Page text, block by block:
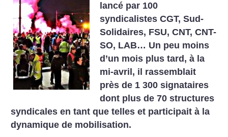
lancé par 100
syndicalistes CGT, Sud-
Solidaires, FSU, CNT, CNT-
SO, LAB… Un peu moins
d’un mois plus tard, à la
mi-avril, il rassemblait
près de 1 300 signataires
dont plus de 70 structures
syndicales en tant que telles et participait à la
dynamique de mobilisation.